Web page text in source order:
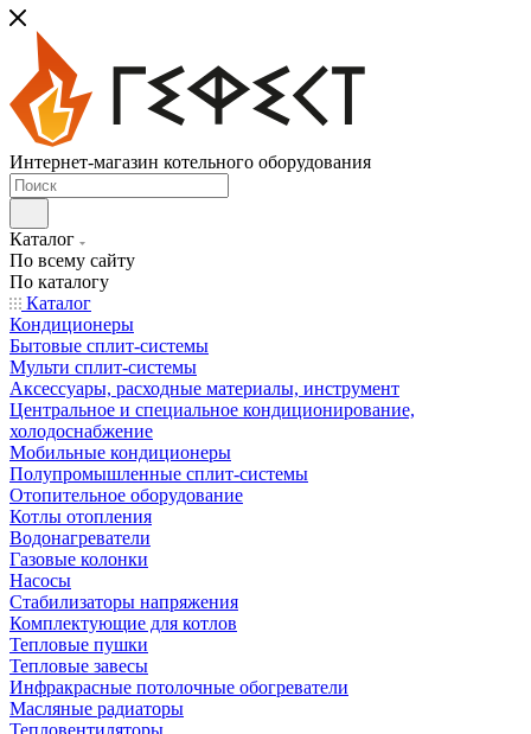
Интернет-магазин котельного оборудования
Каталог
По всему сайту
По каталогу
Каталог
Кондиционеры
Бытовые сплит-системы
Мульти сплит-системы
Аксессуары, расходные материалы, инструмент
Центральное и специальное кондиционирование,
холодоснабжение
Мобильные кондиционеры
Полупромышленные сплит-системы
Отопительное оборудование
Котлы отопления
Водонагреватели
Газовые колонки
Насосы
Стабилизаторы напряжения
Комплектующие для котлов
Тепловые пушки
Тепловые завесы
Инфракрасные потолочные обогреватели
Масляные радиаторы
Тепловентиляторы